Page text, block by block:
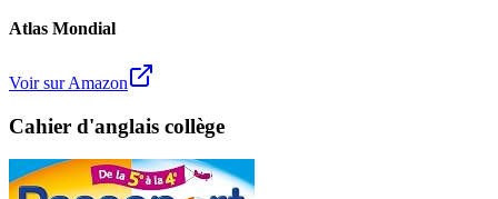
Atlas Mondial
Voir sur Amazon
Cahier d'anglais collège